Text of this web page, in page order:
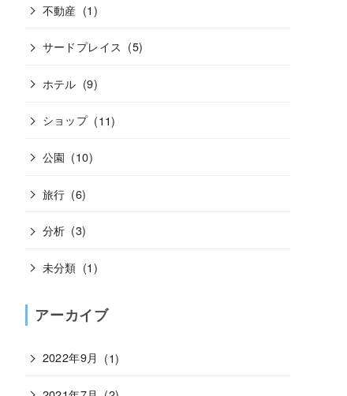
不動産 (1)
サードプレイス (5)
ホテル (9)
ショップ (11)
公園 (10)
旅行 (6)
分析 (3)
未分類 (1)
アーカイブ
2022年9月 (1)